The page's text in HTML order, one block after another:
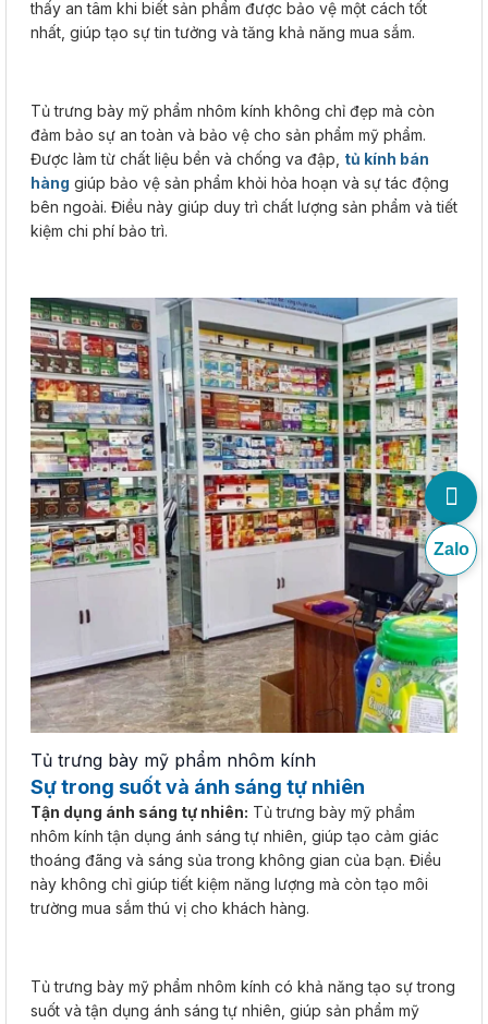
thấy an tâm khi biết sản phẩm được bảo vệ một cách tốt
nhất, giúp tạo sự tin tưởng và tăng khả năng mua sắm.
Tủ trưng bày mỹ phẩm nhôm kính không chỉ đẹp mà còn
đảm bảo sự an toàn và bảo vệ cho sản phẩm mỹ phẩm.
Được làm từ chất liệu bền và chống va đập, tủ kính bán
hàng giúp bảo vệ sản phẩm khỏi hỏa hoạn và sự tác động
bên ngoài. Điều này giúp duy trì chất lượng sản phẩm và tiết
kiệm chi phí bảo trì.
Tủ trưng bày mỹ phẩm nhôm kính
Sự trong suốt và ánh sáng tự nhiên
Tận dụng ánh sáng tự nhiên: Tủ trưng bày mỹ phẩm
nhôm kính tận dụng ánh sáng tự nhiên, giúp tạo cảm giác
thoáng đãng và sáng sủa trong không gian của bạn. Điều
này không chỉ giúp tiết kiệm năng lượng mà còn tạo môi
trường mua sắm thú vị cho khách hàng.
Tủ trưng bày mỹ phẩm nhôm kính có khả năng tạo sự trong
suốt và tận dụng ánh sáng tự nhiên, giúp sản phẩm mỹ
Zalo